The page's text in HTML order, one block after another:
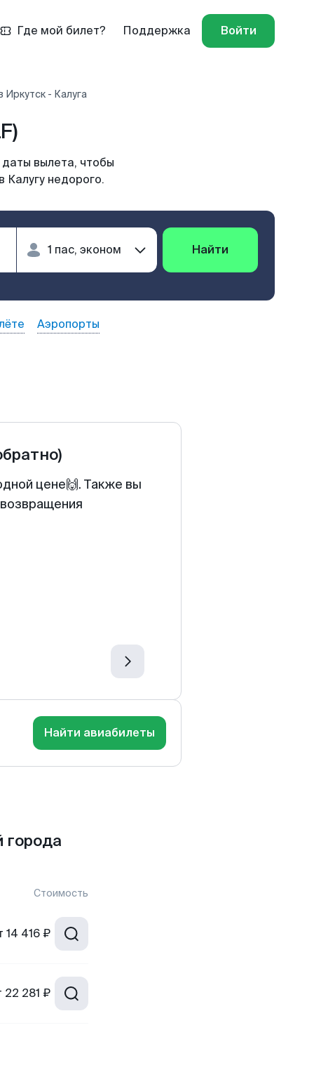
Где мой билет? Поддержка Войти
Иркутск - Калуга
вылета, чтобы
Калугу недорого.
Найти
Аэропорты
цене🙌. Также вы
Найти авиабилеты
Стоимость
14 416 ₽
22 281 ₽